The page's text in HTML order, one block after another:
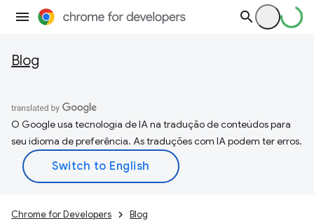
Blog
O Google usa tecnologia de IA na tradução de conteúdos para
seu idioma de preferência. As traduções com IA podem ter erros.
Chrome for Developers Blog